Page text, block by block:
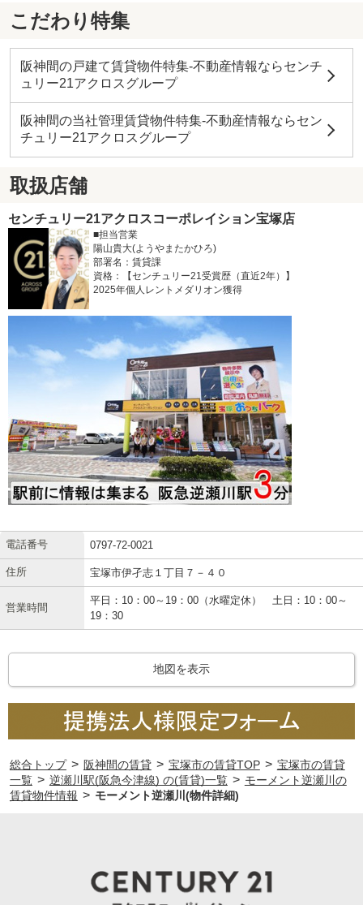
こだわり特集
阪神間の戸建て賃貸物件特集-不動産情報ならセンチ
ュリー21アクロスグループ
阪神間の当社管理賃貸物件特集-不動産情報ならセン
チュリー21アクロスグループ
取扱店舗
センチュリー21アクロスコーポレイション宝塚店
■担当営業
陽山貴大(ようやまたかひろ)
部署名：賃貸課
資格：【センチュリー21受賞歴（直近2年）】
2025年個人レントメダリオン獲得
電話番号 0797-72-0021
住所 宝塚市伊孑志１丁目７－４０
営業時間
平日：10：00～19：00（水曜定休） 土日：10：00～
19：30
地図を表示
総合トップ > 阪神間の賃貸 > 宝塚市の賃貸TOP > 宝塚市の賃貸
一覧 > 逆瀬川駅(阪急今津線) の(賃貸)一覧 > モーメント逆瀬川の
賃貸物件情報 > モーメント逆瀬川(物件詳細)